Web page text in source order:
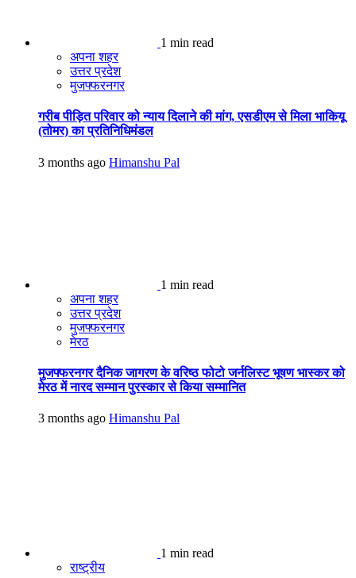
1 min read
अपना शहर
उत्तर प्रदेश
मुजफ्फरनगर
गरीब पीड़ित परिवार को न्याय दिलाने की मांग, एसडीएम से मिला भाकियू
(तोमर) का प्रतिनिधिमंडल
3 months ago Himanshu Pal
1 min read
अपना शहर
उत्तर प्रदेश
मुजफ्फरनगर
मेरठ
मुजफ्फरनगर दैनिक जागरण के वरिष्ठ फोटो जर्नलिस्ट भूषण भास्कर को
मेरठ में नारद सम्मान पुरस्कार से किया सम्मानित
3 months ago Himanshu Pal
1 min read
राष्ट्रीय